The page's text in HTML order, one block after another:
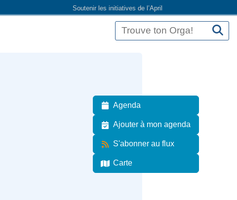
Soutenir les initiatives de l’April
Agenda
Ajouter à mon agenda
S'abonner au flux
Carte